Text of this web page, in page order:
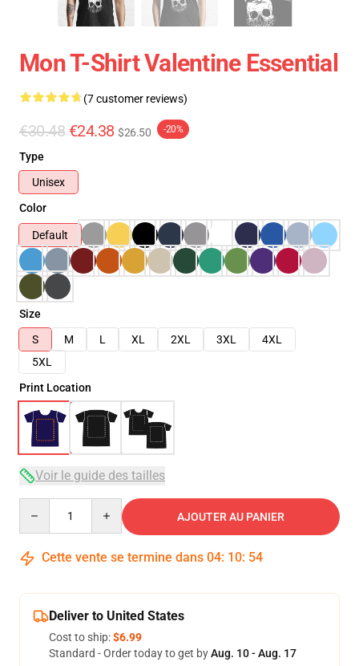
Mon T-Shirt Valentine Essential
(7 customer reviews)
€30.48 €24.38 $26.50 -20%
Type
Unisex
Color
Default
Size
S
M L XL 2XL 3XL
4XL
5XL
Print Location
Voir le guide des tailles
AJOUTER AU PANIER
Cette vente se termine dans 04: 10: 53
Deliver to United States
Cost to ship:$6.99
Standard - Order today to get byAug. 10 - Aug. 17